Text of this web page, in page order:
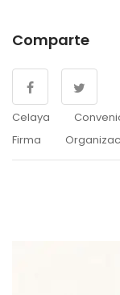
Comparte
Celaya
Firma